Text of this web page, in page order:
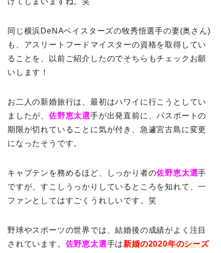
同じ横浜DeNAベイスターズの牧秀悟選手の妻(奥さん)
も、アスリートフードマイスターの資格を取得してい
ることを、以前ご紹介したのでそちらもチェックお願
いします！
お二人の新婚旅行は、最初はハワイに行こうとしてい
ましたが、 佐野恵太選手が出発直前に、パスポートの
期限が切れていることに気が付き、急遽宮古島に変更
になったそうです。
キャプテンを務めるほど、しっかり者の佐野恵太選手
ですが、すこしうっかりしているところを知れて、一
ファンとしてはすごくうれしいです。笑
野球やスポーツの世界では、結婚後の成績がよく注目
されています。 佐野恵太選手は新婚の2020年のシーズ